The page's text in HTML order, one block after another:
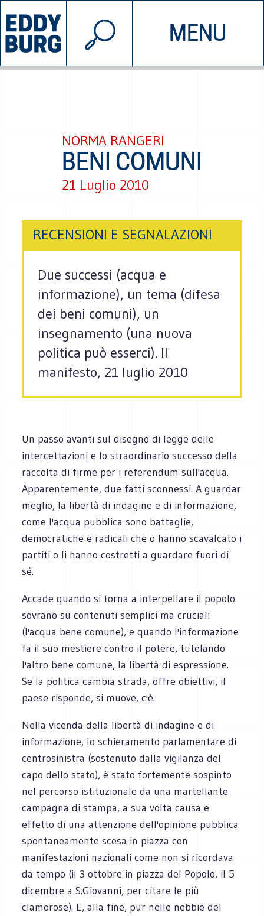
MENU
INIZIATIVE CHI SIAMO
© 2026 EDDYBURG
NORMA RANGERI
BENI COMUNI
21 Luglio 2010
RECENSIONI E SEGNALAZIONI
Due successi (acqua e
informazione), un tema (difesa
dei beni comuni), un
insegnamento (una nuova
politica può esserci). Il
manifesto, 21 luglio 2010
Un passo avanti sul disegno di legge delle
intercettazioni e lo straordinario successo della
raccolta di firme per i referendum sull'acqua.
Apparentemente, due fatti sconnessi. A guardar
meglio, la libertà di indagine e di informazione,
come l'acqua pubblica sono battaglie,
democratiche e radicali che o hanno scavalcato i
partiti o li hanno costretti a guardare fuori di
sé.
Accade quando si torna a interpellare il popolo
sovrano su contenuti semplici ma cruciali
(l'acqua bene comune), e quando l'informazione
fa il suo mestiere contro il potere, tutelando
l'altro bene comune, la libertà di espressione.
Se la politica cambia strada, offre obiettivi, il
paese risponde, si muove, c'è.
Nella vicenda della libertà di indagine e di
informazione, lo schieramento parlamentare di
centrosinistra (sostenuto dalla vigilanza del
capo dello stato), è stato fortemente sospinto
nel percorso istituzionale da una martellante
campagna di stampa, a sua volta causa e
effetto di una attenzione dell'opinione pubblica
spontaneamente scesa in piazza con
manifestazioni nazionali come non si ricordava
da tempo (il 3 ottobre in piazza del Popolo, il 5
dicembre a S.Giovanni, per citare le più
clamorose). E, alla fine, pur nelle nebbie del